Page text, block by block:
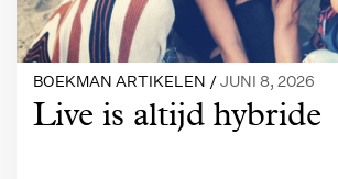
Live is altijd hybride
BOEKMAN ARTIKELEN /JUNI 8, 2026